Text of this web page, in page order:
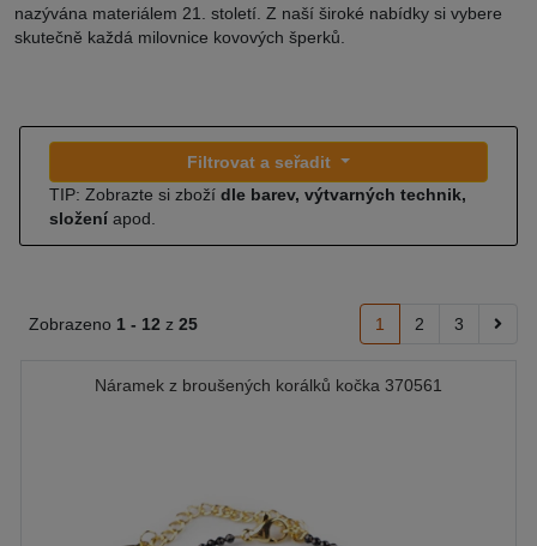
nazývána materiálem 21. století. Z naší široké nabídky si vybere
skutečně každá milovnice kovových šperků.
Filtrovat a seřadit
TIP: Zobrazte si zboží dle barev, výtvarných technik,
složení apod.
Zobrazeno 1 - 12 z 25 1 2 3
Náramek z broušených korálků kočka 370561